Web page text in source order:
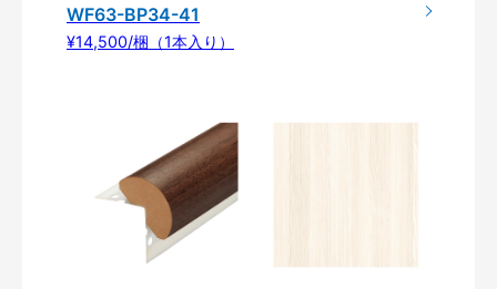
WF63-BP34-41
¥14,500/梱（1本入り）